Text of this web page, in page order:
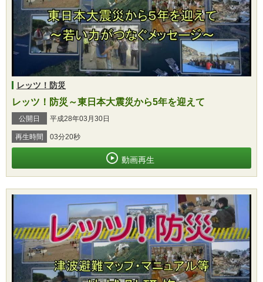
レッツ！防災
レッツ！防災～東日本大震災から5年を迎えて
公開日 平成28年03月30日
再生時間 03分20秒
動画再生